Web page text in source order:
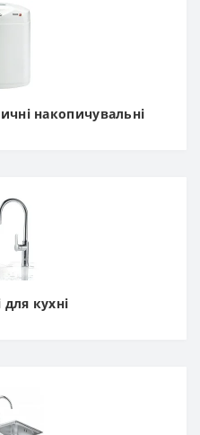
накопичувальні
кухні